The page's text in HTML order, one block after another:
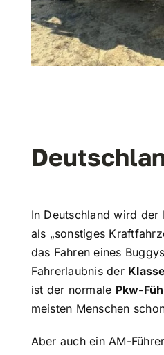
In Deutschland wird der
als „sonstiges
das Fahren eines
Fahrerlaubnis der
ist der normale Pkw-
meisten Menschen
Aber auch ein AM-